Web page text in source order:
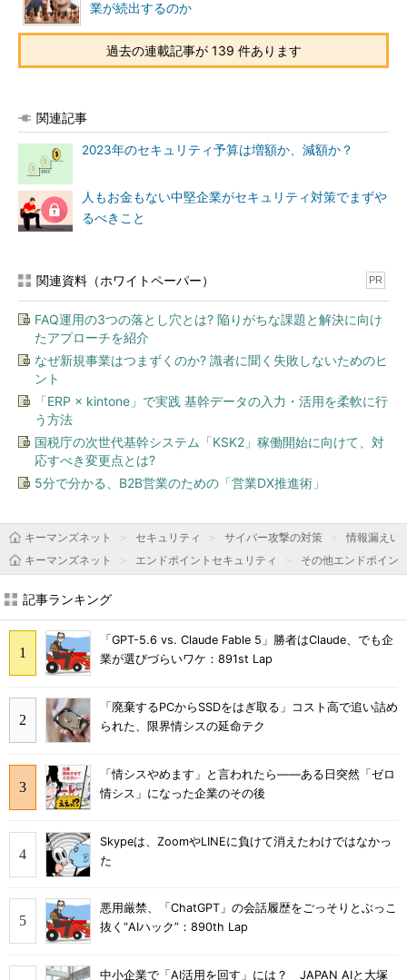
業が続出するのか
過去の連載記事が 139 件あります
関連記事
2023年のセキュリティ予算は増額か、減額か？
人もお金もない中堅企業がセキュリティ対策でまずや
るべきこと
関連資料（ホワイトペーパー） PR
FAQ運用の3つの落とし穴とは? 陥りがちな課題と解決に向け
たアプローチを紹介
なぜ新規事業はつまずくのか? 識者に聞く失敗しないためのヒ
ント
「ERP × kintone」で実践 基幹データの入力・活用を柔軟に行
う方法
国税庁の次世代基幹システム「KSK2」稼働開始に向けて、対
応すべき変更点とは?
5分で分かる、B2B営業のための「営業DX推進術」
キーマンズネット セキュリティ サイバー攻撃の対策
情報漏えい
キーマンズネット
エンドポイントセキュリティ その他エンドポイン
記事ランキング
「GPT-5.6 vs. Claude Fable 5」勝者はClaude、でも企
業が選びづらいワケ：891st Lap
「廃棄するPCからSSDをはぎ取る」コスト高で追い詰め
られた、限界情シスの延命テク
「情シスやめます」と言われたら――ある日突然「ゼロ
情シス」になった企業のその後
Skypeは、ZoomやLINEに負けて消えたわけではなかっ
た
悪用厳禁、「ChatGPT」の会話履歴をごっそりとぶっこ
抜く“AIハック”：890th Lap
中小企業で「AI活用を回す」には？ JAPAN AIと大塚